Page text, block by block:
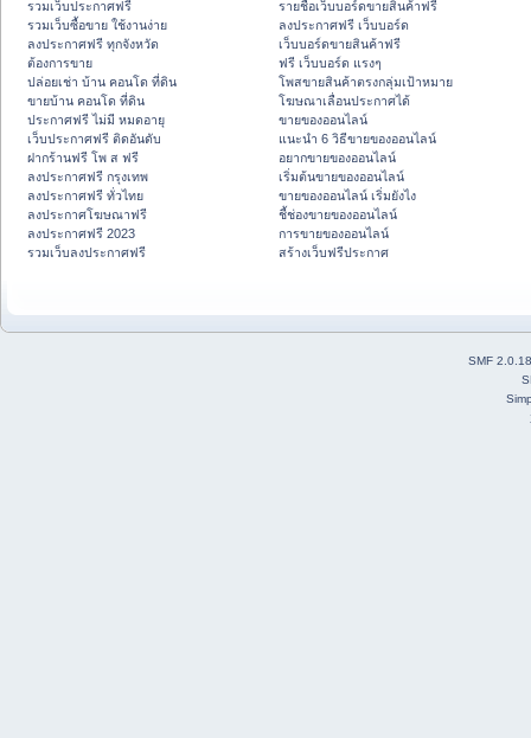
รวมเว็บประกาศฟรี
รวมเว็บซื้อขาย ใช้งานง่าย
ลงประกาศฟรี ทุกจังหวัด
ต้องการขาย
ปล่อยเช่า บ้าน คอนโด ที่ดิน
ขายบ้าน คอนโด ที่ดิน
ประกาศฟรี ไม่มี หมดอายุ
เว็บประกาศฟรี ติดอันดับ
ฝากร้านฟรี โพ ส ฟรี
ลงประกาศฟรี กรุงเทพ
ลงประกาศฟรี ทั่วไทย
ลงประกาศโฆษณาฟรี
ลงประกาศฟรี 2023
รวมเว็บลงประกาศฟรี
รายชื่อเว็บบอร์ดขายสินค้าฟรี
ลงประกาศฟรี เว็บบอร์ด
เว็บบอร์ดขายสินค้าฟรี
ฟรี เว็บบอร์ด แรงๆ
โพสขายสินค้าตรงกลุ่มเป้าหมาย
โฆษณาเลื่อนประกาศได้
ขายของออนไลน์
แนะนำ 6 วิธีขายของออนไลน์
อยากขายของออนไลน์
เริ่มต้นขายของออนไลน์
ขายของออนไลน์ เริ่มยังไง
ชี้ช่องขายของออนไลน์
การขายของออนไลน์
สร้างเว็บฟรีประกาศ
SMF 2.0.18